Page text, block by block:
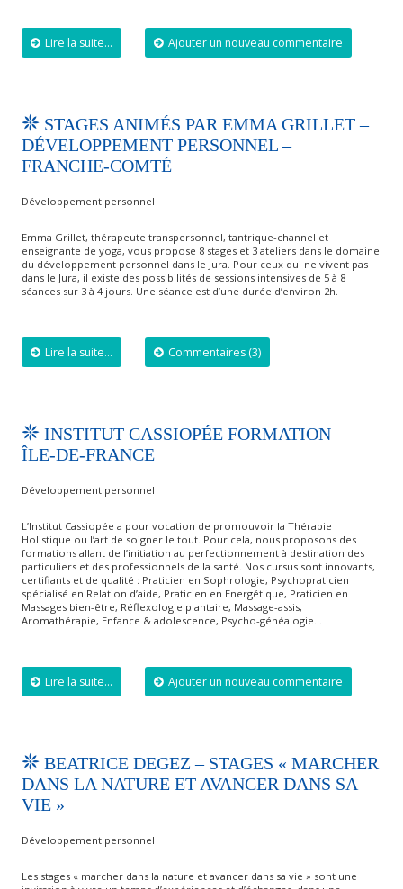
Lire la suite... Ajouter un nouveau commentaire
STAGES ANIMÉS PAR EMMA GRILLET –
DÉVELOPPEMENT PERSONNEL –
FRANCHE-COMTÉ
Développement personnel
Emma Grillet, thérapeute transpersonnel, tantrique-channel et
enseignante de yoga, vous propose 8 stages et 3 ateliers dans le domaine
du développement personnel dans le Jura. Pour ceux qui ne vivent pas
dans le Jura, il existe des possibilités de sessions intensives de 5 à 8
séances sur 3 à 4 jours. Une séance est d’une durée d’environ 2h.
Lire la suite... Commentaires (3)
INSTITUT CASSIOPÉE FORMATION –
ÎLE-DE-FRANCE
Développement personnel
L’Institut Cassiopée a pour vocation de promouvoir la Thérapie
Holistique ou l’art de soigner le tout. Pour cela, nous proposons des
formations allant de l’initiation au perfectionnement à destination des
particuliers et des professionnels de la santé. Nos cursus sont innovants,
certifiants et de qualité : Praticien en Sophrologie, Psychopraticien
spécialisé en Relation d’aide, Praticien en Energétique, Praticien en
Massages bien-être, Réflexologie plantaire, Massage-assis,
Aromathérapie, Enfance & adolescence, Psycho-généalogie…
Lire la suite... Ajouter un nouveau commentaire
BEATRICE DEGEZ – STAGES « MARCHER
DANS LA NATURE ET AVANCER DANS SA
VIE »
Développement personnel
Les stages « marcher dans la nature et avancer dans sa vie » sont une